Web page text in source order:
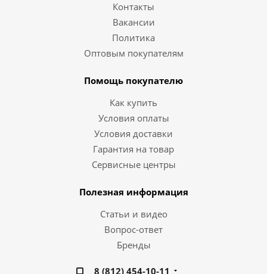
Контакты
Вакансии
Политика
Оптовым покупателям
Помощь покупателю
Как купить
Условия оплаты
Условия доставки
Гарантия на товар
Сервисные центры
Полезная информация
Статьи и видео
Вопрос-ответ
Бренды
8 (812) 454-10-11